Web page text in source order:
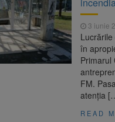
6 august 2026
Înalta
procesul
6 august 2026 3 iunie
în
Primarul
FM.
atenția
READ